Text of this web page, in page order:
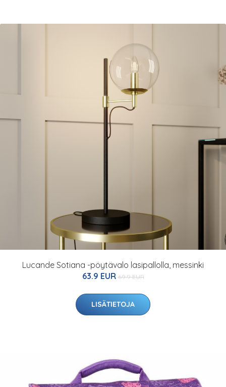
Lucande Sotiana -pöytävalo lasipallolla, messinki
63.9 EUR 69.9 EUR
LISÄTIETOJA